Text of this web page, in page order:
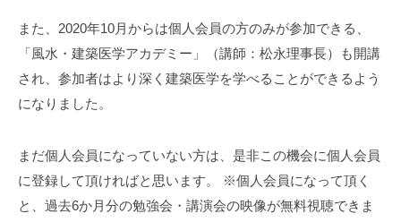
また、2020年10月からは個人会員の方のみが参加できる、
「風水・建築医学アカデミー」（講師：松永理事長）も開講
され、参加者はより深く建築医学を学べることができるよう
になりました。
まだ個人会員になっていない方は、是非この機会に個人会員
に登録して頂ければと思います。
※個人会員になって頂く
と、過去6か月分の勉強会・講演会の映像が無料視聴できま